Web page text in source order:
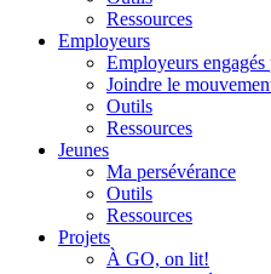
Ressources
Employeurs
Employeurs
Joindre le
Outils
Ressources
Jeunes
Ma persévérance
Outils
Ressources
Projets
À GO, on lit!